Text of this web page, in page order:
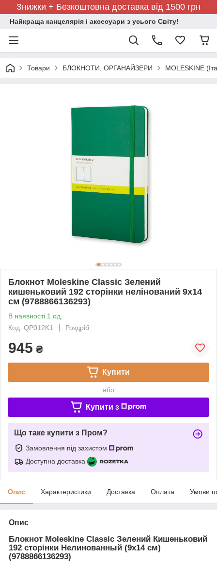
Знижки + Безкоштовна доставка від 1500 грн
Найкраща канцелярія і аксесуари з усього Світу!
Товари БЛОКНОТИ, ОРГАНАЙЗЕРИ MOLESKINE
Блокнот Moleskine Classic Зелений
кишеньковий 192 сторінки нелінований 9х14
см (9788866136293)
В наявності 1 од.
Код: QP012K1
Роздріб
945 ₴
Купити
або
Купити з
Що таке купити з Пром?
Замовлення під захистом
Доступна доставка
Опис Характеристики Доставка Оплата Умови
Опис
Блокнот Moleskine Classic Зелений Кишеньковий
192 сторінки Нелинованный (9х14 см)
(9788866136293)